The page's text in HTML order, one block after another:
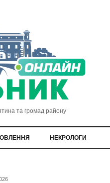
та громад району
НЕКРОЛОГИ